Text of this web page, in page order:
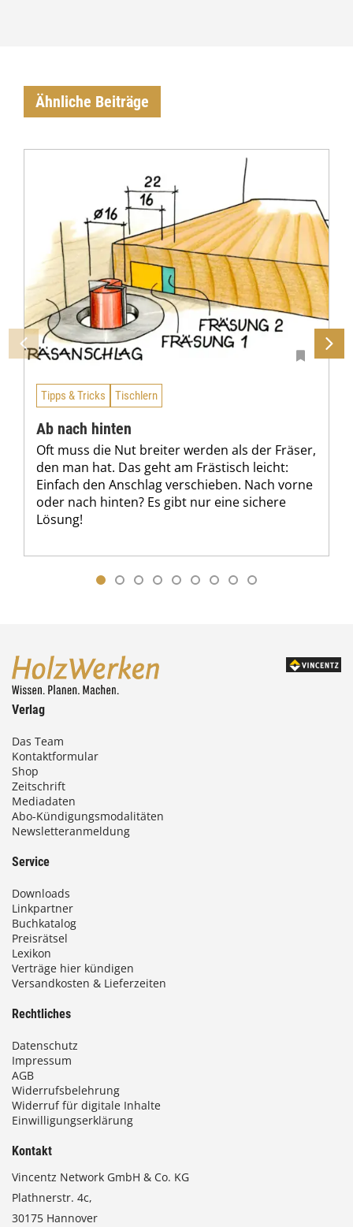
Ähnliche Beiträge
Tipps & Tricks Tischlern
Ab nach hinten
Oft muss die Nut breiter werden als der Fräser,
den man hat. Das geht am Frästisch leicht:
Einfach den Anschlag verschieben. Nach vorne
oder nach hinten? Es gibt nur eine sichere
Lösung!
Verlag
Das Team
Kontaktformular
Shop
Zeitschrift
Mediadaten
Abo-Kündigungsmodalitäten
Newsletteranmeldung
Service
Downloads
Linkpartner
Buchkatalog
Preisrätsel
Lexikon
Verträge hier kündigen
Versandkosten & Lieferzeiten
Rechtliches
Datenschutz
Impressum
AGB
Widerrufsbelehrung
Widerruf für digitale Inhalte
Einwilligungserklärung
Kontakt
Vincentz Network GmbH & Co. KG
Plathnerstr. 4c,
30175 Hannover